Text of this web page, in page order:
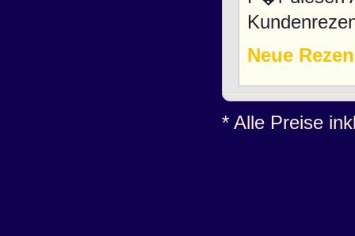
Neue
* Alle Preise